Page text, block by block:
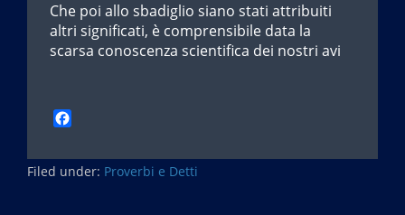
Che poi allo sbadiglio siano stati attribuiti
altri significati, è comprensibile data la
scarsa conoscenza scientifica dei nostri avi
c
e
Filed under: Proverbi e Detti